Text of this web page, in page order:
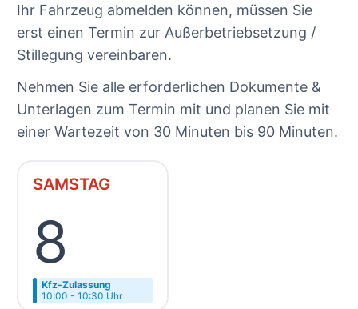
Ihr Fahrzeug abmelden können, müssen Sie
erst einen Termin zur Außerbetriebsetzung /
Stillegung vereinbaren.
Nehmen Sie alle erforderlichen Dokumente &
Unterlagen zum Termin mit und planen Sie mit
einer Wartezeit von 30 Minuten bis 90 Minuten.
SAMSTAG
8
Kfz-Zulassung
10:00 - 10:30 Uhr